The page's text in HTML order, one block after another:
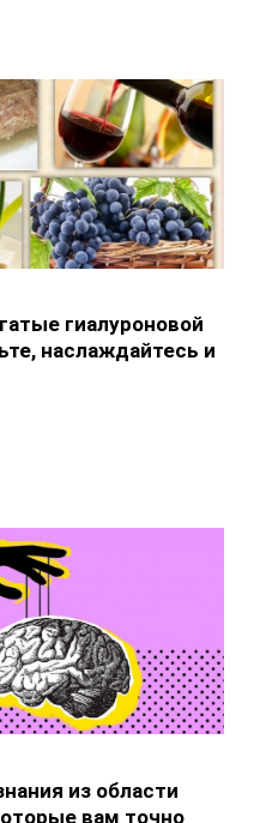
гиалуроновой
наслаждайтесь и
из области
вам точно